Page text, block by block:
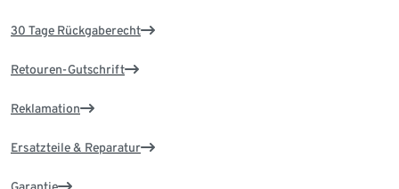
30 Tage Rückgaberecht
Retouren-Gutschrift
Reklamation
Ersatzteile & Reparatur